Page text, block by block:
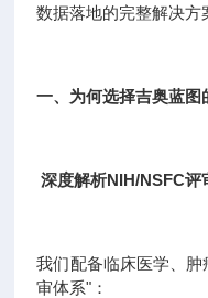
数据落地的完整解决方
一、为何选择吉奥蓝图
深度解析NIH/NSFC评
我们配备临床医学、
审体系"：